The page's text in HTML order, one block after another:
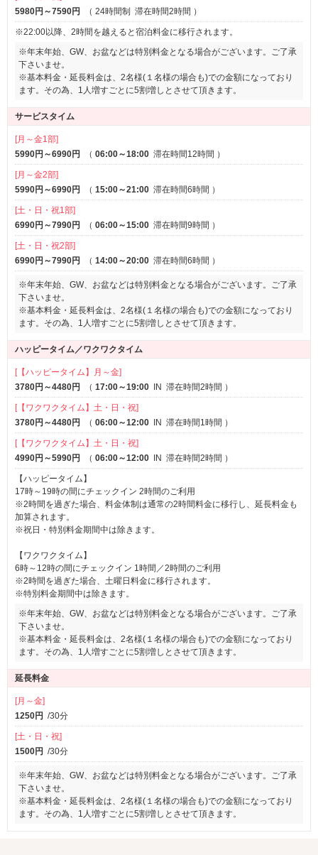
■他
・iPad
・コスプレ
5980円～7590円
（ 24時間制 滞在時間2時間 ）
※22:00以降、2時間を越えると宿泊料金に移行されます。
※年末年始、GW、お盆などは特別料金となる場合がございます。ご了承
下さいませ。
※基本料金・延長料金は、2名様(１名様の場合も)での金額になっており
ます。その為、1人増すごとに5割増しとさせて頂きます。
サービスタイム
[月～金1部]
5990円～6990円
（ 06:00～18:00 滞在時間12時間 ）
[月～金2部]
5990円～6990円
（ 15:00～21:00 滞在時間6時間 ）
[土・日・祝1部]
6990円～7990円
（ 06:00～15:00 滞在時間9時間 ）
[土・日・祝2部]
6990円～7990円
（ 14:00～20:00 滞在時間6時間 ）
※年末年始、GW、お盆などは特別料金となる場合がございます。ご了承
下さいませ。
※基本料金・延長料金は、2名様(１名様の場合も)での金額になっており
ます。その為、1人増すごとに5割増しとさせて頂きます。
ハッピータイム／ワクワクタイム
[【ハッピータイム】月～金]
3780円～4480円
（ 17:00～19:00 IN 滞在時間2時間 ）
[【ワクワクタイム】土・日・祝]
3780円～4480円
（ 06:00～12:00 IN 滞在時間1時間 ）
[【ワクワクタイム】土・日・祝]
4990円～5990円
（ 06:00～12:00 IN 滞在時間2時間 ）
【ハッピータイム】
17時～19時の間にチェックイン 2時間のご利用
※2時間を過ぎた場合、料金体制は通常の2時間料金に移行し、延長料金も
加算されます。
※祝日・特別料金期間中は除きます。
【ワクワクタイム】
6時～12時の間にチェックイン 1時間／2時間のご利用
※2時間を過ぎた場合、土曜日料金に移行されます。
※特別料金期間中は除きます。
※年末年始、GW、お盆などは特別料金となる場合がございます。ご了承
下さいませ。
※基本料金・延長料金は、2名様(１名様の場合も)での金額になっており
ます。その為、1人増すごとに5割増しとさせて頂きます。
延長料金
[月～金]
1250円 /30分
[土・日・祝]
1500円 /30分
※年末年始、GW、お盆などは特別料金となる場合がございます。ご了承
下さいませ。
※基本料金・延長料金は、2名様(１名様の場合も)での金額になっており
ます。その為、1人増すごとに5割増しとさせて頂きます。